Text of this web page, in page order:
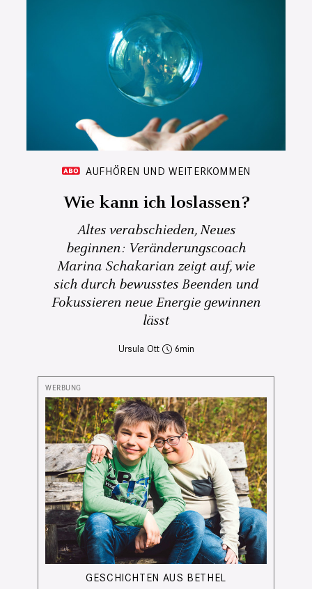
AUFHÖREN UND WEITERKOMMEN
Wie kann ich loslassen?
Altes verabschieden, Neues
beginnen: Veränderungscoach
Marina Schakarian zeigt auf, wie
sich durch bewusstes Beenden und
Fokussieren neue Energie gewinnen
lässt
Ursula Ott 6
GESCHICHTEN AUS BETHEL